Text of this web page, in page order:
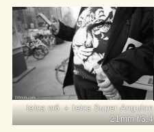
leica m6 ＋ leica Super-Angulon
21mm f/3.4